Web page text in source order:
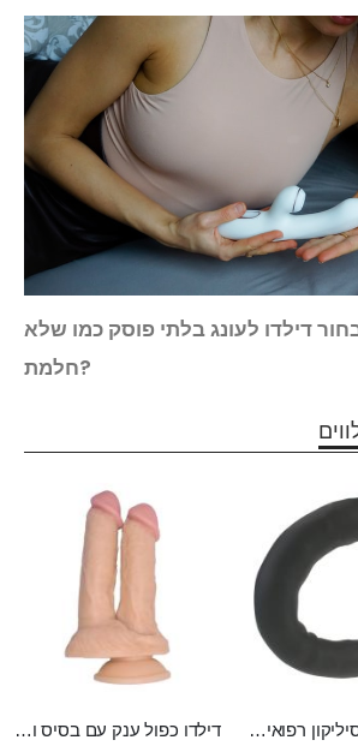
דילדו לעונג בלתי פוסק כמו שלא
חלמת?
דילדו כפול מסיליקון רפואי 30 ס"מ של הנאה כפולה ברוחב של 3.5 ס"מ "Robur"
דילדו כפול ענק עם בסיס ואקום Kuan Ti